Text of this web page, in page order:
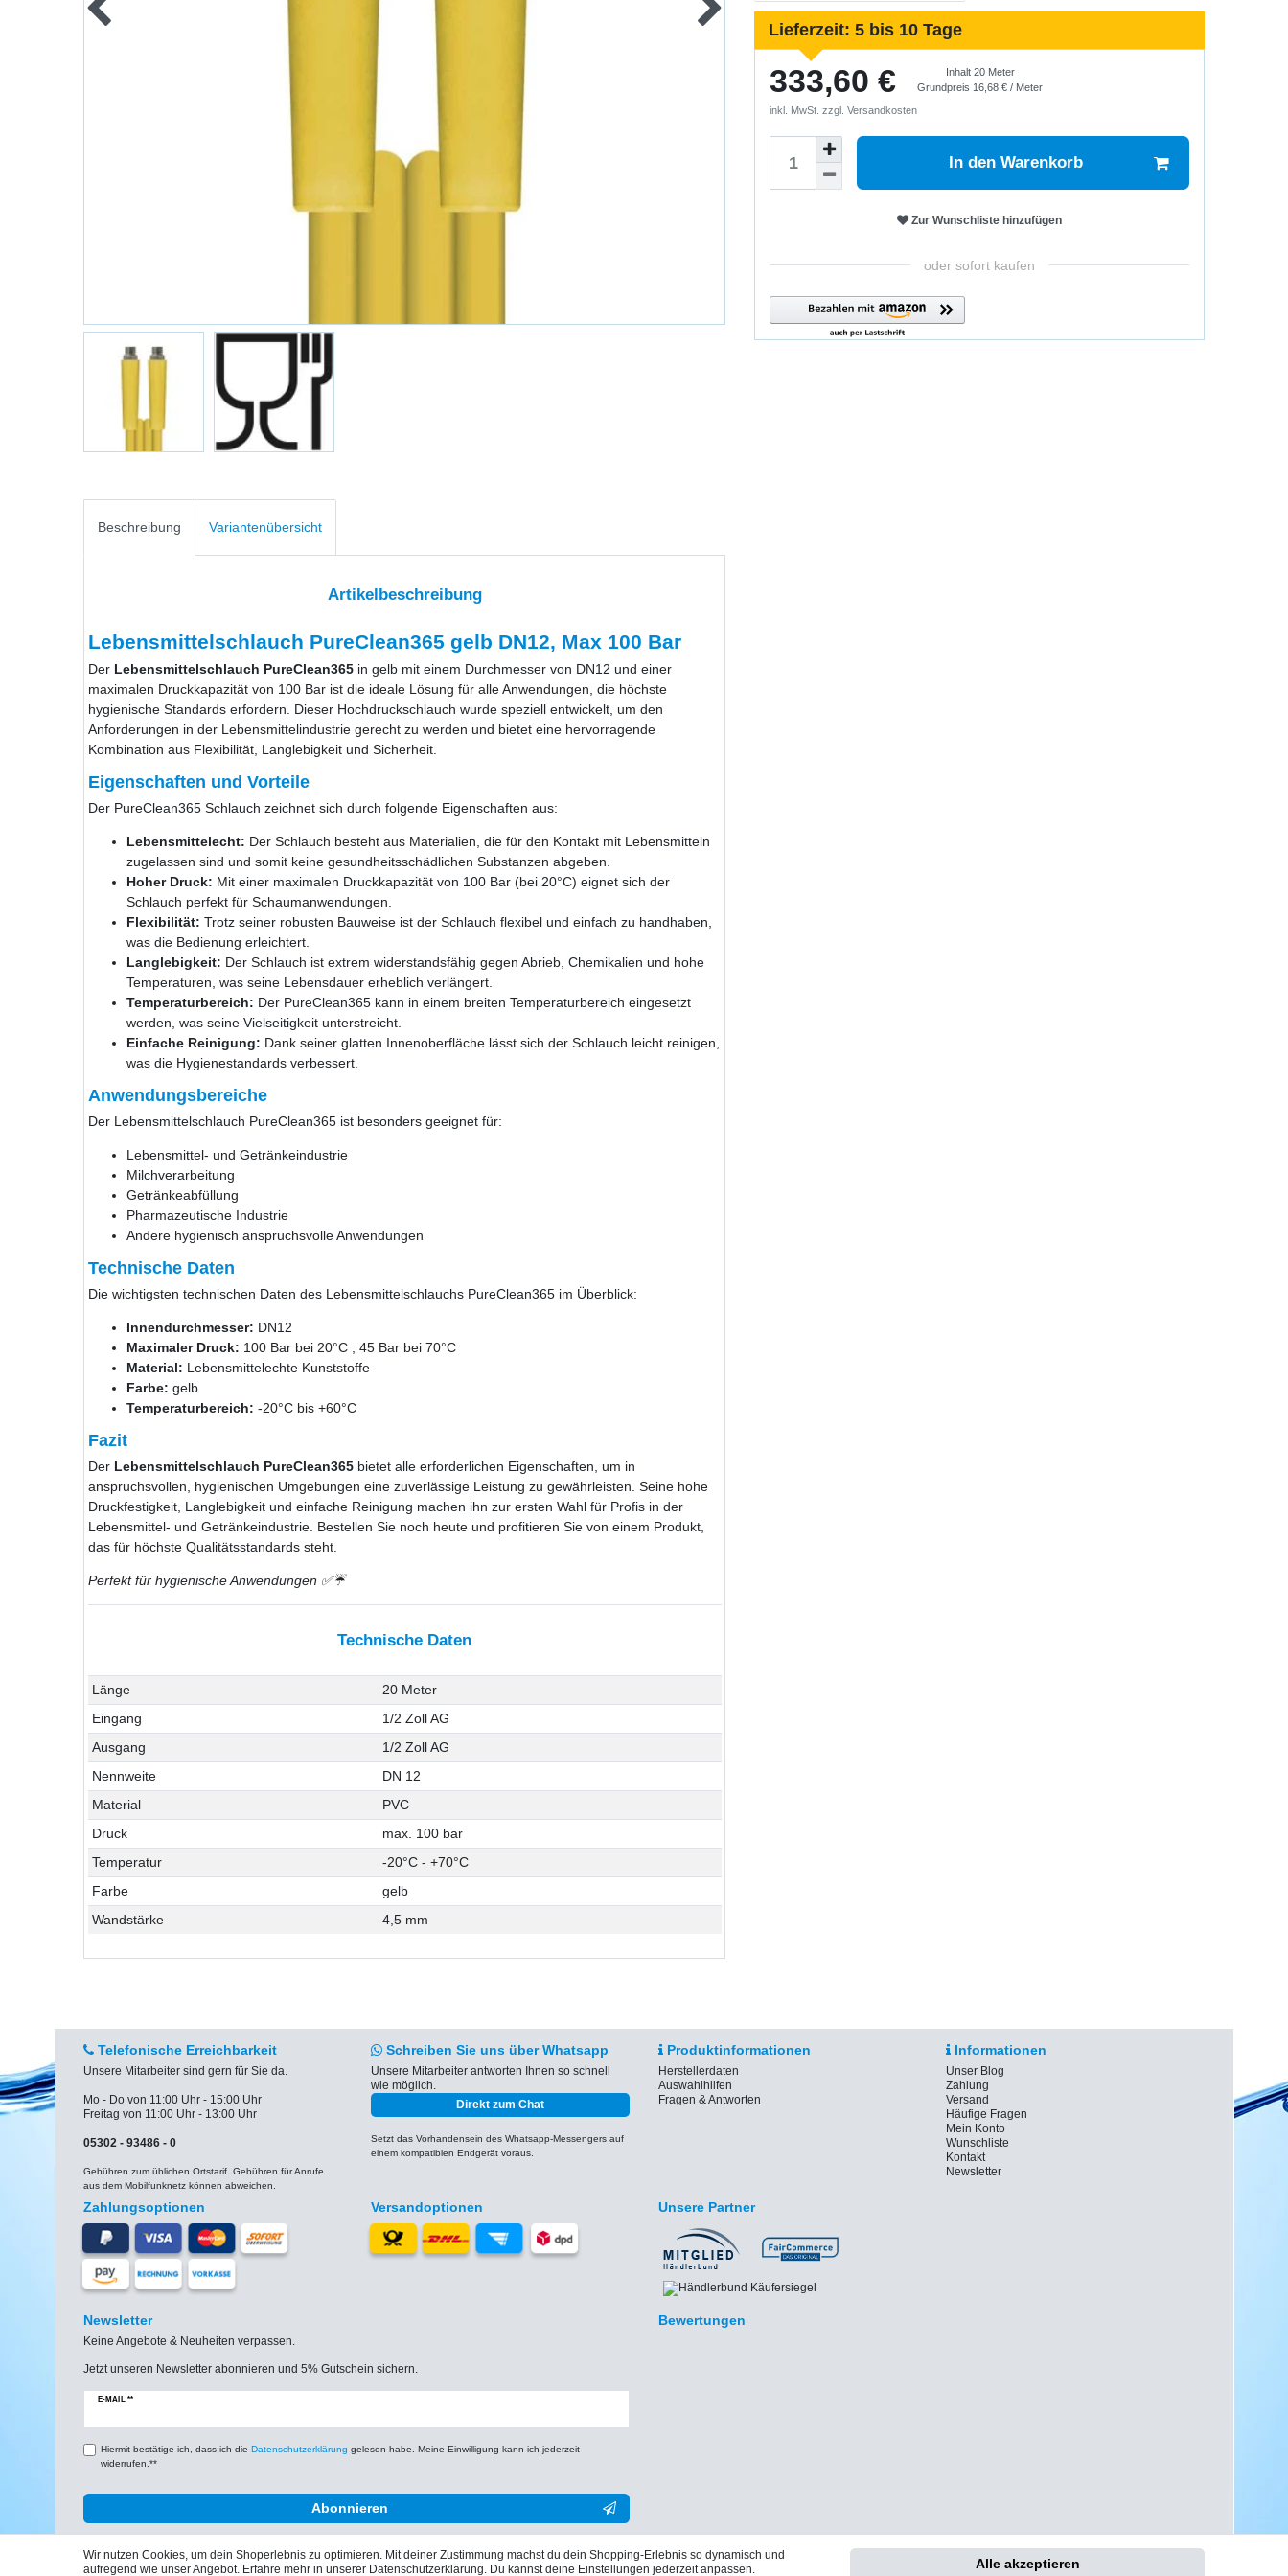
Lieferzeit: 5 bis 10 Tage
333,60 € Inhalt 20 Meter
Grundpreis 16,68 € / Meter
inkl. MwSt. zzgl. Versandkosten
In den Warenkorb
Zur Wunschliste hinzufügen
oder sofort kaufen
Beschreibung Variantenübersicht
Artikelbeschreibung
Lebensmittelschlauch PureClean365 gelb DN12, Max 100 Bar
Der Lebensmittelschlauch PureClean365in gelb mit einem Durchmesser von DN12 und einer
maximalen Druckkapazität von 100 Bar ist die ideale Lösung für alle Anwendungen, die höchste
hygienische Standards erfordern. Dieser Hochdruckschlauch wurde speziell entwickelt, um den
Anforderungen in der Lebensmittelindustrie gerecht zu werden und bietet eine hervorragende
Kombination aus Flexibilität, Langlebigkeit und Sicherheit.
Eigenschaften und Vorteile
Der PureClean365 Schlauch zeichnet sich durch folgende Eigenschaften aus:
Lebensmittelecht: Der Schlauch besteht aus Materialien, die für den Kontakt mit Lebensmitteln
zugelassen sind und somit keine gesundheitsschädlichen Substanzen abgeben.
Hoher Druck: Mit einer maximalen Druckkapazität von 100 Bar (bei 20°C) eignet sich der
Schlauch perfekt für Schaumanwendungen.
Flexibilität: Trotz seiner robusten Bauweise ist der Schlauch flexibel und einfach zu handhaben,
was die Bedienung erleichtert.
Langlebigkeit: Der Schlauch ist extrem widerstandsfähig gegen Abrieb, Chemikalien und hohe
Temperaturen, was seine Lebensdauer erheblich verlängert.
Temperaturbereich: Der PureClean365 kann in einem breiten Temperaturbereich eingesetzt
werden, was seine Vielseitigkeit unterstreicht.
Einfache Reinigung: Dank seiner glatten Innenoberfläche lässt sich der Schlauch leicht reinigen,
was die Hygienestandards verbessert.
Anwendungsbereiche
Der Lebensmittelschlauch PureClean365 ist besonders geeignet für:
Lebensmittel- und Getränkeindustrie
Milchverarbeitung
Getränkeabfüllung
Pharmazeutische Industrie
Andere hygienisch anspruchsvolle Anwendungen
Technische Daten
Die wichtigsten technischen Daten des Lebensmittelschlauchs PureClean365 im Überblick:
Innendurchmesser: DN12
Maximaler Druck: 100 Bar bei 20°C ; 45 Bar bei 70°C
Material: Lebensmittelechte Kunststoffe
Farbe: gelb
Temperaturbereich: -20°C bis +60°C
Fazit
Der Lebensmittelschlauch PureClean365bietet alle erforderlichen Eigenschaften, um in
anspruchsvollen, hygienischen Umgebungen eine zuverlässige Leistung zu gewährleisten. Seine hohe
Druckfestigkeit, Langlebigkeit und einfache Reinigung machen ihn zur ersten Wahl für Profis in der
Lebensmittel- und Getränkeindustrie. Bestellen Sie noch heute und profitieren Sie von einem Produkt,
das für höchste Qualitätsstandards steht.
Perfekt für hygienische Anwendungen ✅☔
Technische Daten
Länge
20 Meter
Eingang
1/2 Zoll AG
Ausgang
1/2 Zoll AG
Nennweite
DN 12
Material
PVC
Druck
max. 100 bar
Temperatur
-20°C - +70°C
Farbe
gelb
Wandstärke
4,5 mm
Telefonische Erreichbarkeit
Unsere Mitarbeiter sind gern für Sie da.
Mo - Do von 11:00 Uhr - 15:00 Uhr
Freitag von 11:00 Uhr - 13:00 Uhr
05302 - 93486 - 0
Gebühren zum üblichen Ortstarif. Gebühren für Anrufe
aus dem Mobilfunknetz können abweichen.
Schreiben Sie uns über Whatsapp
Unsere Mitarbeiter antworten Ihnen so schnell
wie möglich.
Direkt zum Chat
Setzt das Vorhandensein des Whatsapp-Messengers auf
einem kompatiblen Endgerät voraus.
Produktinformationen
Herstellerdaten
Auswahlhilfen
Fragen & Antworten
Informationen
Unser Blog
Zahlung
Versand
Häufige Fragen
Mein Konto
Wunschliste
Kontakt
Newsletter
Zahlungsoptionen Versandoptionen Unsere Partner
Newsletter
Keine Angebote & Neuheiten verpassen.
Jetzt unseren Newsletter abonnieren und 5% Gutschein sichern.
E-MAIL **
Newsletter
Hiermit bestätige ich, dass ich die Daten­schutz­erklärung gelesen habe. Meine Einwilligung kann ich jederzeit
widerrufen.**
Abonnieren
** Hierbei handelt es sich um ein Pflichtfeld.
Bewertungen
Wir nutzen Cookies, um dein Shoperlebnis zu optimieren. Mit deiner Zustimmung machst du dein Shopping-Erlebnis so dynamisch und
aufregend wie unser Angebot. Erfahre mehr in unserer Datenschutzerklärung. Du kannst deine Einstellungen jederzeit anpassen.
Alle akzeptieren